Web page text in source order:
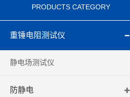
PRODUCTS CATEGORY
重锤电阻测试仪
静电场测试仪
防静电